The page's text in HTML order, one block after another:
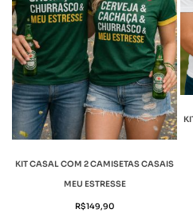
KIT CASAL COM 2 CAMISETAS CASAIS
MEU ESTRESSE
R$149,90